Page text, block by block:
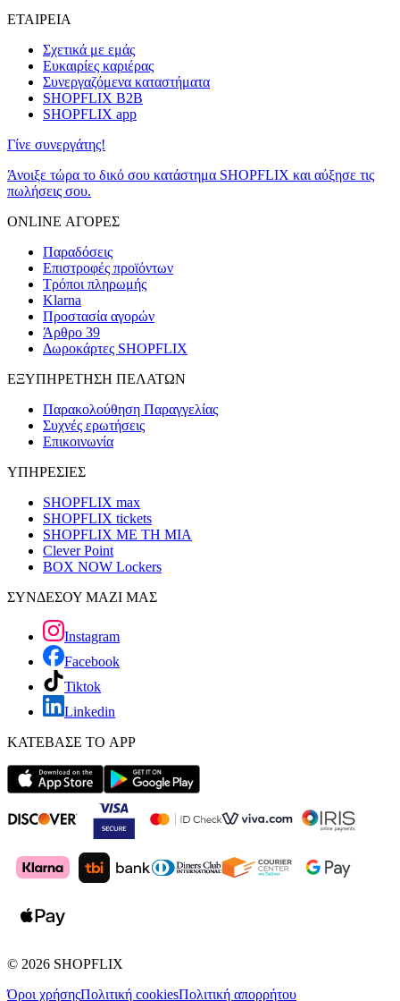
ΕΤΑΙΡΕΙΑ
Σχετικά με εμάς
Ευκαιρίες καριέρας
Συνεργαζόμενα καταστήματα
SHOPFLIX B2B
SHOPFLIX app
Γίνε συνεργάτης!
Άνοιξε τώρα το δικό σου κατάστημα SHOPFLIX και αύξησε τις
πωλήσεις σου.
ONLINE ΑΓΟΡΕΣ
Παραδόσεις
Επιστροφές προϊόντων
Τρόποι πληρωμής
Klarna
Προστασία αγορών
Άρθρο 39
Δωροκάρτες SHOPFLIX
ΕΞΥΠΗΡΕΤΗΣΗ ΠΕΛΑΤΩΝ
Παρακολούθηση Παραγγελίας
Συχνές ερωτήσεις
Επικοινωνία
ΥΠΗΡΕΣΙΕΣ
SHOPFLIX max
SHOPFLIX tickets
SHOPFLIX ΜΕ ΤΗ ΜΙΑ
Clever Point
BOX NOW Lockers
ΣΥΝΔΕΣΟΥ ΜΑΖΙ ΜΑΣ
Instagram
Facebook
Tiktok
Linkedin
ΚΑΤΕΒΑΣΕ ΤΟ APP
© 2026 SHOPFLIX
Όροι χρήσηςΠολιτική cookiesΠολιτική απορρήτου